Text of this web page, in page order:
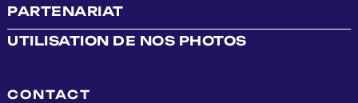
PARTENARIAT
UTILISATION DE NOS PHOTOS
CONTACT